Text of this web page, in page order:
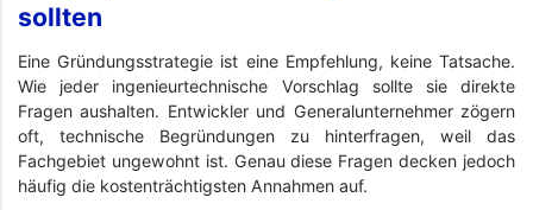
sollten
Eine Gründungsstrategie ist eine Empfehlung, keine Tatsache.
Wie jeder ingenieurtechnische Vorschlag sollte sie direkte
Fragen aushalten. Entwickler und Generalunternehmer zögern
oft, technische Begründungen zu hinterfragen, weil das
Fachgebiet ungewohnt ist. Genau diese Fragen decken jedoch
häufig die kostenträchtigsten Annahmen auf.